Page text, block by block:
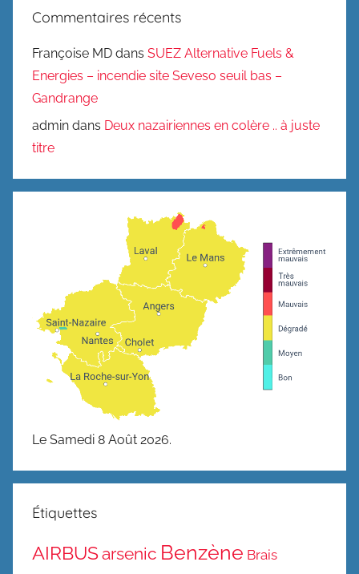
Commentaires récents
Françoise MD dans SUEZ Alternative Fuels &
Energies – incendie site Seveso seuil bas –
Gandrange
admin dans Deux nazairiennes en colère .. à juste
titre
Le Samedi 8 Août 2026.
Étiquettes
AIRBUSarsenic Benzène Brais